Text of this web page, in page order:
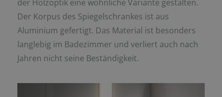
der Holzoptik eine wohnliche Variante gestalten.
Der Korpus des Spiegelschrankes ist aus
Aluminium gefertigt. Das Material ist besonders
langlebig im Badezimmer und verliert auch nach
Jahren nicht seine Beständigkeit.